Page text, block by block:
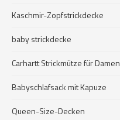
Kaschmir-Zopfstrickdecke
baby strickdecke
Carhartt Strickmütze für Damen
Babyschlafsack mit Kapuze
Queen-Size-Decken